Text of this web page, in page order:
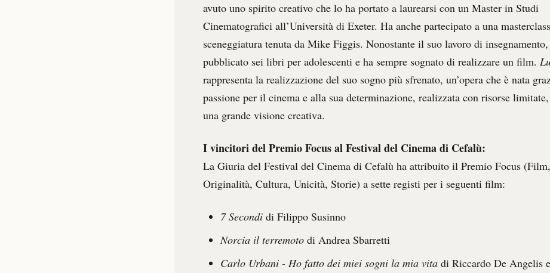
avuto uno spirito creativo che lo ha portato a laurearsi con un Master in Studi
Cinematografici all’Università di Exeter. Ha anche partecipato a una
sceneggiatura tenuta da Mike Figgis. Nonostante il suo lavoro di
pubblicato sei libri per adolescenti e ha sempre sognato di realizzare un film.
rappresenta la realizzazione del suo sogno più sfrenato, un’opera che è nata
passione per il cinema e alla sua determinazione, realizzata con risorse
una grande visione creativa.
I vincitori del Premio Focus al Festival del Cinema di Cefalù:
La Giuria del Festival del Cinema di Cefalù ha attribuito il Premio Focus (Film,
Originalità, Cultura, Unicità, Storie) a sette registi per i seguenti film:
7 Secondidi Filippo Susinno
Norcia il terremotodi Andrea Sbarretti
Carlo Urbani - Ho fatto dei miei sogni la mia vitadi Riccardo De Angelis